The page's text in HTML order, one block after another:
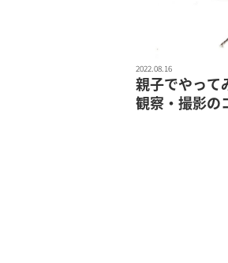
2022.08.16
親子でやっ
観察・撮影の